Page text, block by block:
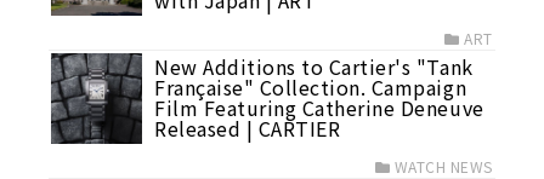
ART
New Additions to Cartier's "Tank
Française" Collection. Campaign
Film Featuring Catherine Deneuve
Released | CARTIER
WATCH NEWS